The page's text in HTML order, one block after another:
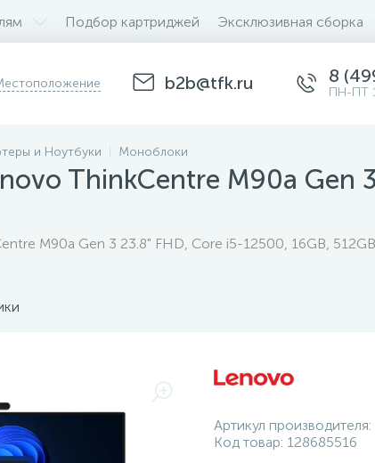
Подбор картриджей Эксклюзивная сборка
b2b@tfk.ru 8
ПН-ПТ
и Ноутбуки Моноблоки
ThinkCentre M90a Gen
M90a Gen 3 23.8" FHD, Core i5-12500, 16GB,
Артикул производителя:
Код товар: 128685516